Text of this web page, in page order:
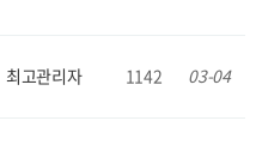
최고관리자 1142 03-04